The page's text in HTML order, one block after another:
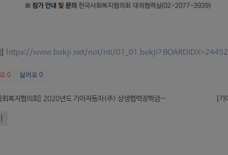
https://www.bokji.net/not/nti/01_01.bokji?BOARDIDX=24452
0 싫어요 0
[한국사회복지협의회] 2020년도 기아자동차(주) 상생협력장학금지원사업( -8.18) [